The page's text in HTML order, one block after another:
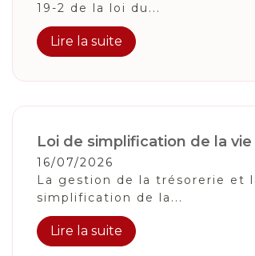
19-2 de la loi du...
Lire la suite
Loi de simplification de la
16/07/2026
La gestion de la trésorerie et
simplification de la...
Lire la suite